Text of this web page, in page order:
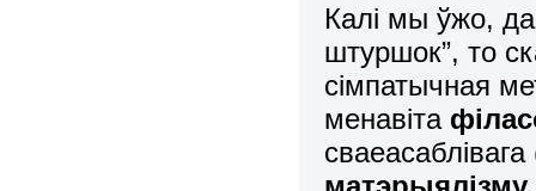
Калі мы ўжо,
штуршок”, то
сімпатычная
менавіта